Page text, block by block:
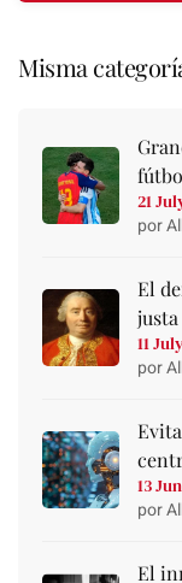
Misma
21
por
El
justa
11
por
13
por
El